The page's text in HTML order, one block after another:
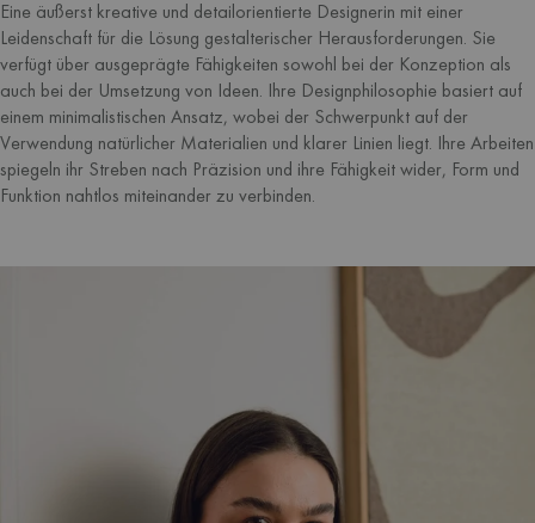
Eine äußerst kreative und detailorientierte Designerin mit einer
Leidenschaft für die Lösung gestalterischer Herausforderungen. Sie
verfügt über ausgeprägte Fähigkeiten sowohl bei der Konzeption als
auch bei der Umsetzung von Ideen. Ihre Designphilosophie basiert auf
einem minimalistischen Ansatz, wobei der Schwerpunkt auf der
Verwendung natürlicher Materialien und klarer Linien liegt. Ihre Arbeiten
spiegeln ihr Streben nach Präzision und ihre Fähigkeit wider, Form und
Funktion nahtlos miteinander zu verbinden.